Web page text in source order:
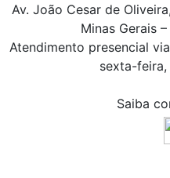
Av. João Cesar de
Minas Gerais
Atendimento presencial via
sexta-feira,
Saiba